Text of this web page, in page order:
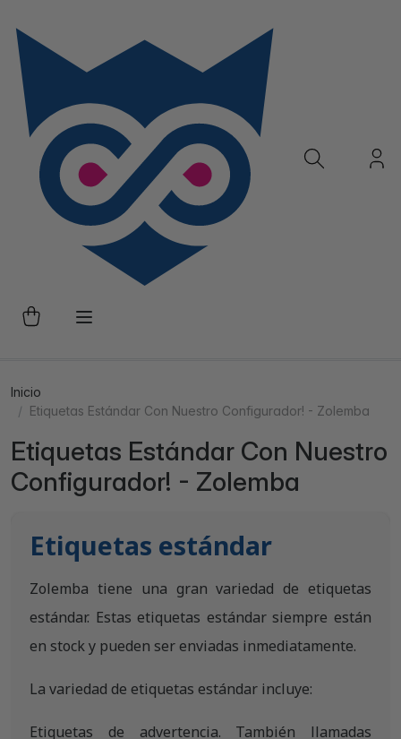
Inicio
Etiquetas Estándar Con Nuestro Configurador! - Zolemba
Etiquetas Estándar Con Nuestro
Configurador! - Zolemba
Etiquetas estándar
Zolemba tiene una gran variedad de etiquetas
estándar. Estas etiquetas estándar siempre están
en stock y pueden ser enviadas inmediatamente.
La variedad de etiquetas estándar incluye:
Etiquetas de advertencia. También llamadas